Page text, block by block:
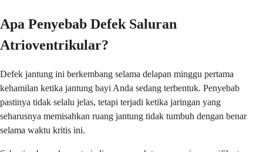
Apa Penyebab Defek Saluran
Atrioventrikular?
Defek jantung ini berkembang selama delapan minggu pertama
kehamilan ketika jantung bayi Anda sedang terbentuk. Penyebab
pastinya tidak selalu jelas, tetapi terjadi ketika jaringan yang
seharusnya memisahkan ruang jantung tidak tumbuh dengan benar
selama waktu kritis ini.